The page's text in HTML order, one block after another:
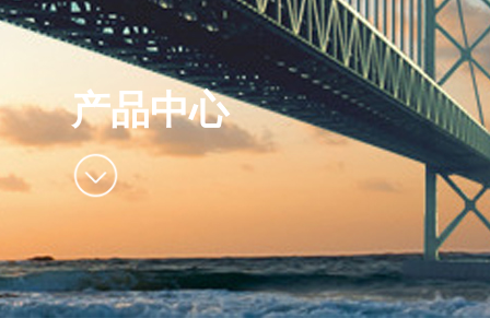
产品中心